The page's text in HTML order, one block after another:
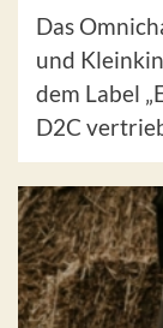
Das
und
dem Label
D2C